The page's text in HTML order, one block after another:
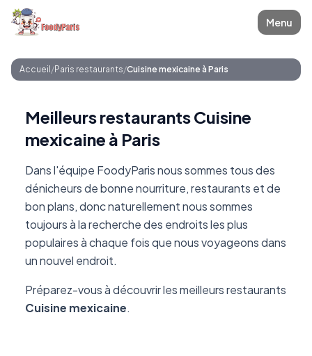
Menu
Accueil /Paris restaurants/Cuisine mexicaine à Paris
Meilleurs restaurants Cuisine
mexicaine à Paris
Dans l'équipe FoodyParis nous sommes tous des
dénicheurs de bonne nourriture, restaurants et de
bon plans, donc naturellement nous sommes
toujours à la recherche des endroits les plus
populaires à chaque fois que nous voyageons dans
un nouvel endroit.
Préparez-vous à découvrir les meilleurs restaurants
Cuisine mexicaine.